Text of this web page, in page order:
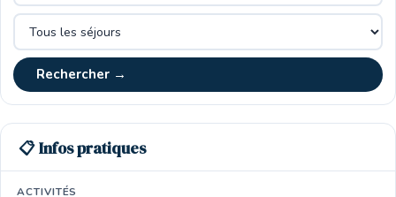
Rechercher →
📋 Infos pratiques
ACTIVITÉS